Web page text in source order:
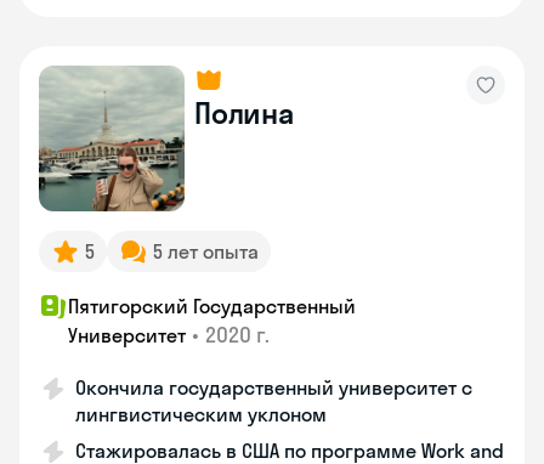
Полина
5 5 лет опыта
Пятигорский Государственный
Университет • 2020 г.
Окончила государственный университет с
лингвистическим уклоном
Стажировалась в США по программе Work and